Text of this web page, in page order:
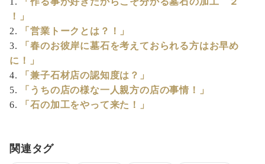
！」
「営業トークとは？！」
「春のお彼岸に墓石を考えておられる方はお早め
に！」
「兼子石材店の認知度は？」
「うちの店の様な一人親方の店の事情！」
「石の加工をやって来た！」
関連タグ